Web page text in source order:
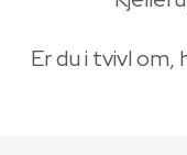
Er du i tvivl om,